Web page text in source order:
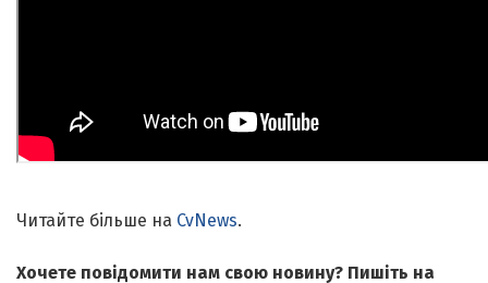
Читайте більше на CvNews.
Хочете повідомити нам свою новину? Пишіть на